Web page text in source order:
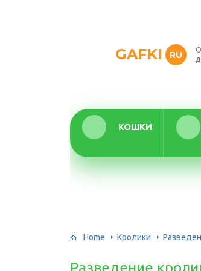
GAFKI RU
КОШКИ
Home Кролики
Разведение